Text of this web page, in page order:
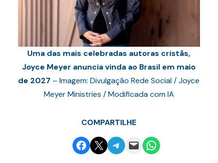
Uma das mais celebradas autoras cristãs,
Joyce Meyer anuncia vinda ao Brasil em maio
de 2027 – Imagem: Divulgação Rede Social / Joyce
Meyer Ministries / Modificada com IA
COMPARTILHE
Share on Facebook
Email this PageShare on Telegram
Email this PageShare on WhatsApp